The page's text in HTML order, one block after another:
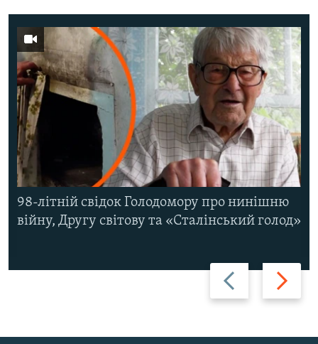
Назад Вперед
98-літній свідок Голодомору про нинішню
війну, Другу світову та «Сталінський голод»